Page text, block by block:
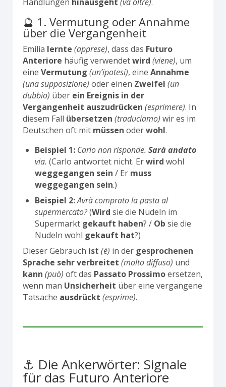
🔮 1. Vermutung oder Annahme
über die Vergangenheit
Emilia lernte (apprese), dass das Futuro
Anteriore häufig verwendetwird (viene), um
eine Vermutung (un’ipotesi), eine Annahme
(una supposizione) oder einen Zweifel (un
dubbio) über ein Ereignis in der
Vergangenheit auszudrücken (esprimere). In
diesem Fall übersetzen (traduciamo) wir es im
Deutschen oft mit müssen oderwohl.
Beispiel 1: Carlo non risponde. Sarà andato
via. (Carlo antwortet nicht. Erwird wohl
weggegangen sein / Er muss
weggegangen sein.)
Beispiel 2:Avrà comprato la pasta al
supermercato?(Wird sie die Nudeln im
Supermarkt gekauft haben? / Ob sie die
Nudeln wohl gekauft hat?)
Dieser Gebrauch ist (è) in der gesprochenen
Sprache sehr verbreitet (molto diffuso) und
kann (può) oft das Passato Prossimoersetzen,
wenn man Unsicherheit über eine vergangene
Tatsache ausdrückt (esprime).
⚓ Die Ankerwörter: Signale
für das Futuro Anteriore